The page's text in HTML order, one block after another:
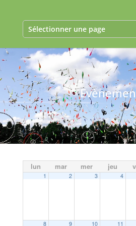
Sélectionner une page
lun mar mer jeu
1 2 3 4
8 9 10 11